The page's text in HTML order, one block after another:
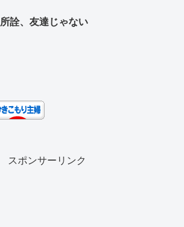
所詮、友達じゃない
スポンサーリンク